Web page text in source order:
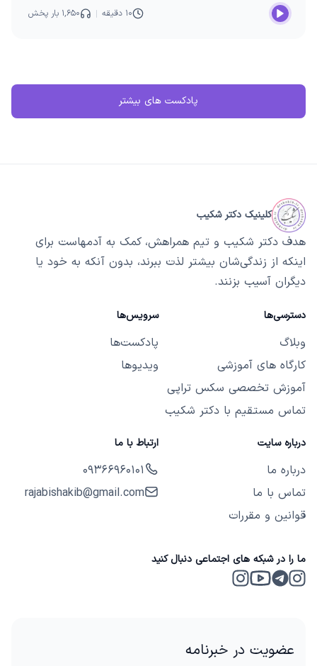
۱۰ دقیقه ۱,۶۵۰ بار پخش
پادکست های بیشتر
کلینیک دکتر شکیب
هدف دکتر شکیب و تیم همراهش، کمک به آدمهاست برای
اینکه از زندگی‌شان بیشتر لذت ببرند، بدون آنکه به خود یا
دیگران آسیب بزنند.
دسترسی‌ها
وبلاگ
کارگاه های آموزشی
آموزش تخصصی سکس تراپی
تماس مستقیم با دکتر شکیب
سرویس‌ها
پادکست‌ها
ویدیوها
درباره سایت
درباره ما
تماس با ما
قوانین و مقررات
ارتباط با ما
09366960101
rajabishakib@gmail.com
ما را در شبکه های اجتماعی دنبال کنید
عضویت در خبرنامه